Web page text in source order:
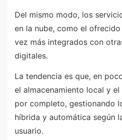
Del mismo modo, los
en la nube, como el
vez más integrados con
digitales.
La tendencia es que, en
el almacenamiento local y
por completo, gestionando
híbrida y automática según
usuario.